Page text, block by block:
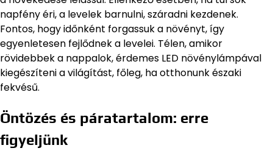
napfény éri, a levelek barnulni, száradni kezdenek.
Fontos, hogy időnként forgassuk a növényt, így
egyenletesen fejlődnek a levelei. Télen, amikor
rövidebbek a nappalok, érdemes LED növénylámpával
kiegészíteni a világítást, főleg, ha otthonunk északi
fekvésű.
Öntözés és páratartalom: erre
figyeljünk